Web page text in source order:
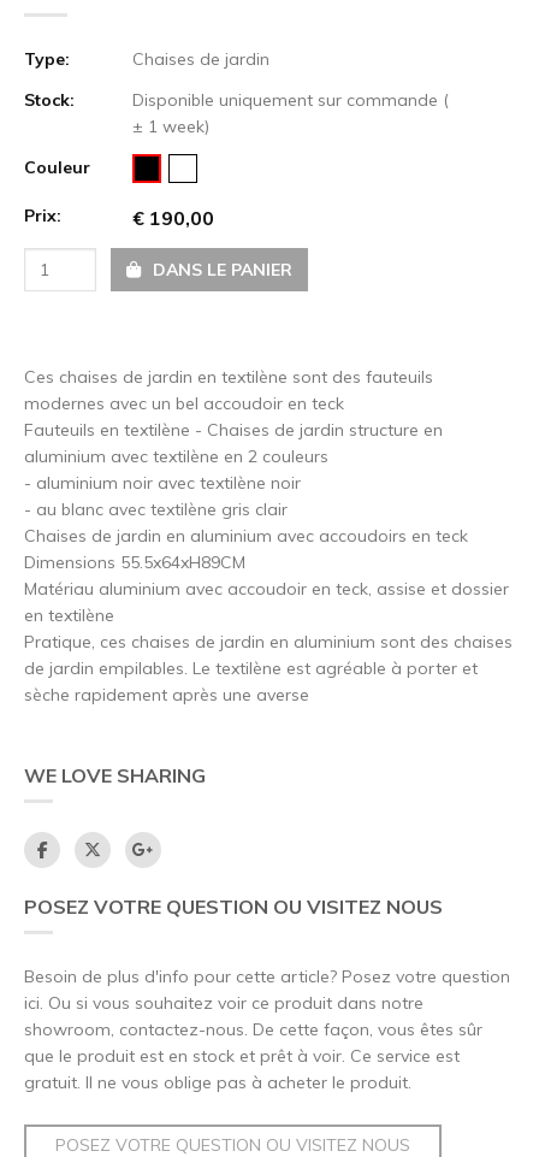
Type:
Chaises de jardin
Stock:
Disponible uniquement sur commande (
± 1 week)
Couleur
Prix: € 190,00
DANS LE PANIER
Ces chaises de jardin en textilène sont des fauteuils
modernes avec un bel accoudoir en teck
Fauteuils en textilène - Chaises de jardin structure en
aluminium avec textilène en 2 couleurs
- aluminium noir avec textilène noir
- au blanc avec textilène gris clair
Chaises de jardin en aluminium avec accoudoirs en teck
Dimensions 55.5x64xH89CM
Matériau aluminium avec accoudoir en teck, assise et dossier
en textilène
Pratique, ces chaises de jardin en aluminium sont des chaises
de jardin empilables. Le textilène est agréable à porter et
sèche rapidement après une averse
WE LOVE SHARING
POSEZ VOTRE QUESTION OU VISITEZ NOUS
Besoin de plus d'info pour cette article? Posez votre question
ici. Ou si vous souhaitez voir ce produit dans notre
showroom, contactez-nous. De cette façon, vous êtes sûr
que le produit est en stock et prêt à voir. Ce service est
gratuit. Il ne vous oblige pas à acheter le produit.
POSEZ VOTRE QUESTION OU VISITEZ NOUS